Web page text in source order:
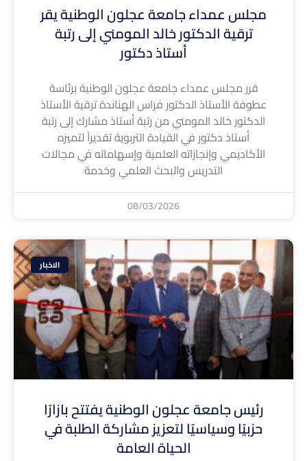
مجلس عمداء جامعة عجلون الوطنية يقر
ترقية الدكتور خالد المومني إلى رتبة
أستاذ دكتور
قرر مجلس عمداء جامعة عجلون الوطنية برئاسة
عطوفة الأستاذ الدكتور فراس الهناندة ترقية الأستاذ
الدكتور خالد المومني من رتبة أستاذ مشارك إلى رتبة
أستاذ دكتور في القيادة التربوية تقديراً لتميزه
الأكاديمي وإنجازاته العلمية وإسهاماته في مجالات
التدريس والبحث العلمي وخدمة
08/03/2026
الاخبار
رئيس جامعة عجلون الوطنية يفتتح بازارًا
حزبيًا وسياسيًا لتعزيز مشاركة الطلبة في
الحياة العامة